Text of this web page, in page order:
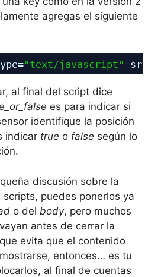
agregas el siguiente
"text/javascript" src=
al final del script dice
es para indicar si
identifique la posición
indicar true o false según lo
discusión sobre la
puedes ponerlos ya
o del body, pero muchos
antes de cerrar la
evita que el contenido
entonces… es tu
al final de cuentas